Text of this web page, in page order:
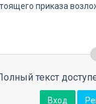
приказа
текст
Вход